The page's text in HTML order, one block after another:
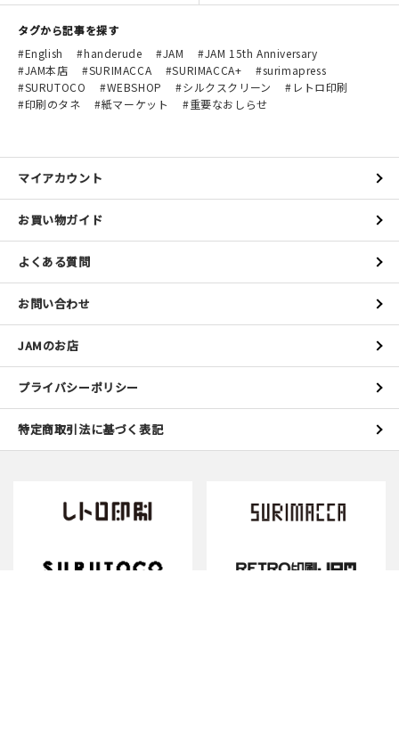
タグから記事を探す
English
handerude JAM
JAM 15th Anniversary
JAM本店
SURIMACCA SURIMACCA+
surimapress
SURUTOCO
WEBSHOP シルクスクリーン
レトロ印刷
印刷のタネ
紙マーケット 重要なおしらせ
マイアカウント
お買い物ガイド
よくある質問
お問い合わせ
JAMのお店
プライバシーポリシー
特定商取引法に基づく表記